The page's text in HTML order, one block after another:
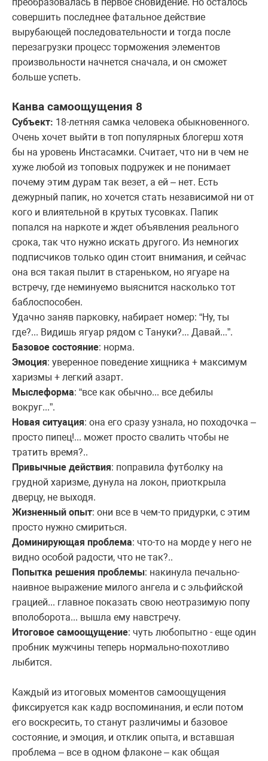
преобразовалась в первое сновидение. Но осталось
совершить последнее фатальное действие
вырубающей последовательности и тогда после
перезагрузки процесс торможения элементов
произвольности начнется сначала, и он сможет
больше успеть.
Канва самоощущения 8
Субъект: 18-летняя самка человека обыкновенного.
Очень хочет выйти в топ популярных блогерш хотя
бы на уровень Инстасамки. Считает, что ни в чем не
хуже любой из топовых подружек и не понимает
почему этим дурам так везет, а ей – нет. Есть
дежурный папик, но хочется стать независимой ни от
кого и влиятельной в крутых тусовках. Папик
попался на наркоте и ждет объявления реального
срока, так что нужно искать другого. Из немногих
подписчиков только один стоит внимания, и сейчас
она вся такая пылит в стареньком, но ягуаре на
встречу, где неминуемо выяснится насколько тот
баблоспособен.
Удачно заняв парковку, набирает номер: “Ну, ты
где?... Видишь ягуар рядом с Тануки?... Давай...”.
Базовое состояние: норма.
Эмоция: уверенное поведение хищника + максимум
харизмы + легкий азарт.
Мыслеформа: “все как обычно... все дебилы
вокруг...”.
Новая ситуация: она его сразу узнала, но походочка –
просто пипец!... может просто свалить чтобы не
тратить время?..
Привычные действия: поправила футболку на
грудной харизме, дунула на локон, приоткрыла
дверцу, не выходя.
Жизненный опыт: они все в чем-то придурки, с этим
просто нужно смириться.
Доминирующая проблема: что-то на морде у него не
видно особой радости, что не так?..
Попытка решения проблемы: накинула печально-
наивное выражение милого ангела и с эльфийской
грацией... главное показать свою неотразимую попу
вполоборота... вышла ему навстречу.
Итоговое самоощущение: чуть любопытно - еще один
пробник мужчины теперь нормально-похотливо
лыбится.
Каждый из итоговых моментов самоощущения
фиксируется как кадр воспоминания, и если потом
его воскресить, то станут различимы и базовое
состояние, и эмоция, и отклик опыта, и вставшая
проблема – все в одном флаконе – как общая